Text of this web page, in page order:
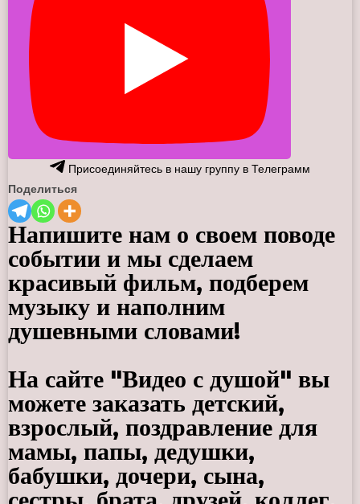
Присоединяйтесь в нашу группу в Телеграмм
Поделиться
Напишите нам о своем поводе
событии и мы сделаем
красивый фильм, подберем
музыку и наполним
душевными словами!
На сайте "Видео с душой" вы
можете заказать детский,
взрослый, поздравление для
мамы, папы, дедушки,
бабушки, дочери, сына,